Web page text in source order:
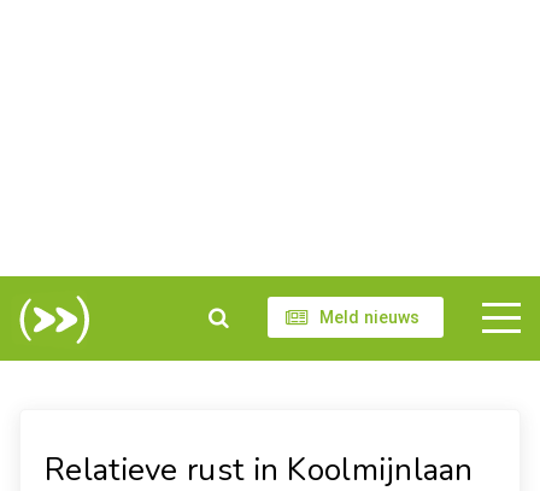
Meld nieuws
Relatieve rust in Koolmijnlaan